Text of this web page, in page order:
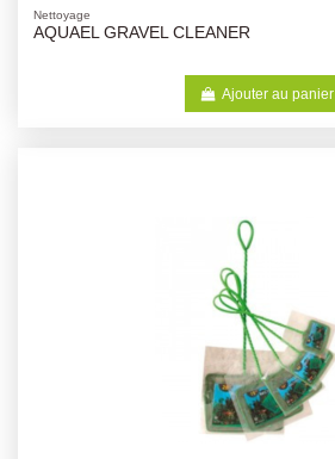
Nettoyage
AQUAEL GRAVEL CLEANER
Ajouter au panier